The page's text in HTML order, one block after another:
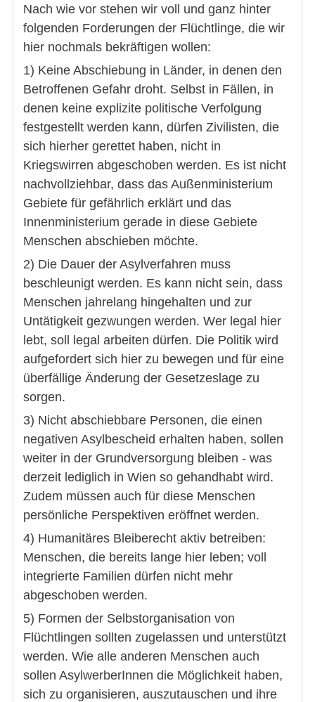
Nach wie vor stehen wir voll und ganz hinter
folgenden Forderungen der Flüchtlinge, die wir
hier nochmals bekräftigen wollen:
1) Keine Abschiebung in Länder, in denen den
Betroffenen Gefahr droht. Selbst in Fällen, in
denen keine explizite politische Verfolgung
festgestellt werden kann, dürfen Zivilisten, die
sich hierher gerettet haben, nicht in
Kriegswirren abgeschoben werden. Es ist nicht
nachvollziehbar, dass das Außenministerium
Gebiete für gefährlich erklärt und das
Innenministerium gerade in diese Gebiete
Menschen abschieben möchte.
2) Die Dauer der Asylverfahren muss
beschleunigt werden. Es kann nicht sein, dass
Menschen jahrelang hingehalten und zur
Untätigkeit gezwungen werden. Wer legal hier
lebt, soll legal arbeiten dürfen. Die Politik wird
aufgefordert sich hier zu bewegen und für eine
überfällige Änderung der Gesetzeslage zu
sorgen.
3) Nicht abschiebbare Personen, die einen
negativen Asylbescheid erhalten haben, sollen
weiter in der Grundversorgung bleiben - was
derzeit lediglich in Wien so gehandhabt wird.
Zudem müssen auch für diese Menschen
persönliche Perspektiven eröffnet werden.
4) Humanitäres Bleiberecht aktiv betreiben:
Menschen, die bereits lange hier leben; voll
integrierte Familien dürfen nicht mehr
abgeschoben werden.
5) Formen der Selbstorganisation von
Flüchtlingen sollten zugelassen und unterstützt
werden. Wie alle anderen Menschen auch
sollen AsylwerberInnen die Möglichkeit haben,
sich zu organisieren, auszutauschen und ihre